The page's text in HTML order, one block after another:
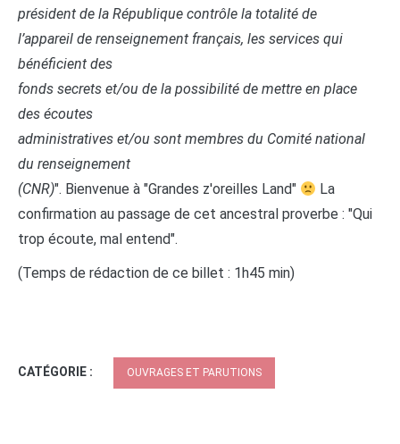
président de la République contrôle la totalité de
l’appareil de renseignement français, les services qui
bénéficient des
fonds secrets et/ou de la possibilité de mettre en place
des écoutes
administratives et/ou sont membres du Comité national
du renseignement
(CNR)". Bienvenue à "Grandes z'oreilles Land"
La
confirmation au passage de cet ancestral proverbe : "Qui
trop écoute, mal entend".
(Temps de rédaction de ce billet : 1h45 min)
CATÉGORIE : OUVRAGES ET PARUTIONS